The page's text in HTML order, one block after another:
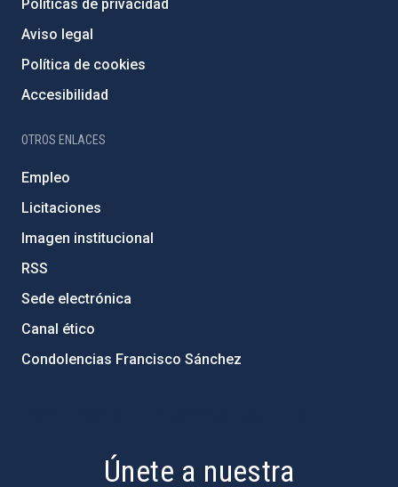
Políticas de privacidad
Aviso legal
Política de cookies
Accesibilidad
OTROS ENLACES
Empleo
Licitaciones
Imagen institucional
RSS
Sede electrónica
Canal ético
Condolencias Francisco Sánchez
Únete a nuestra